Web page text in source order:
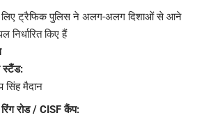
ट्रैफिक पुलिस ने अलग-अलग दिशाओं से आने
निर्धारित किए हैं
स्टैंड:
सिंह मैदान
रोड / CISF कैंप: